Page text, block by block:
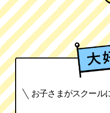
お子さまがスクール